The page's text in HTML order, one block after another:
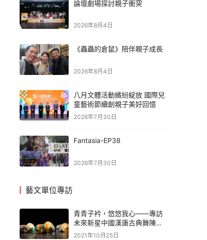
論壇劇場探討親子衝突
2026年8月4日
《蟲蟲的倉鼠》陪伴親子成長
2026年8月4日
八月文體活動繽紛綻放 國際兒
童藝術節續創親子美好回憶
2026年7月30日
Fantasia-EP38
2026年7月30日
藝文單位專訪
青青子衿，悠悠我心——專訪
未來新星中國漢唐古典舞陳小
玉老師
2021年10月25日